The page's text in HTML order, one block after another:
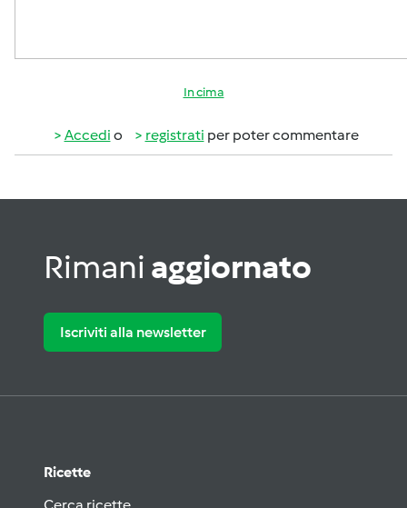
In cima
Accedi o registrati per poter commentare
Rimani aggiornato
Iscriviti alla newsletter
Ricette